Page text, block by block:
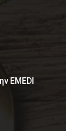
EMEDI